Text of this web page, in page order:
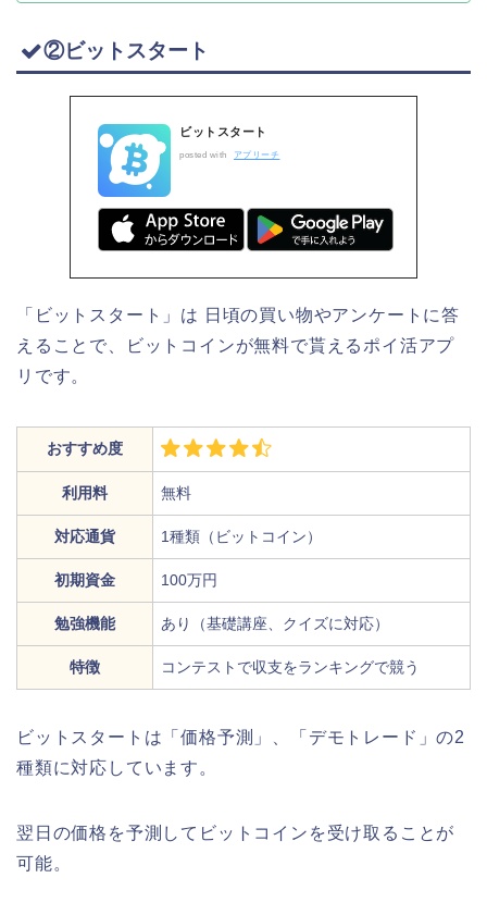
②ビットスタート
ビットスタート
posted with アプリーチ
「ビットスタート」は 日頃の買い物やアンケートに答
えることで、ビットコインが無料で貰えるポイ活アプ
リです。
おすすめ度
利用料 無料
対応通貨 1種類（ビットコイン）
初期資金 100万円
勉強機能 あり（基礎講座、クイズに対応）
特徴 コンテストで収支をランキングで競う
ビットスタートは「価格予測」、「デモトレード」の2
種類に対応しています。
翌日の価格を予測してビットコインを受け取ることが
可能。